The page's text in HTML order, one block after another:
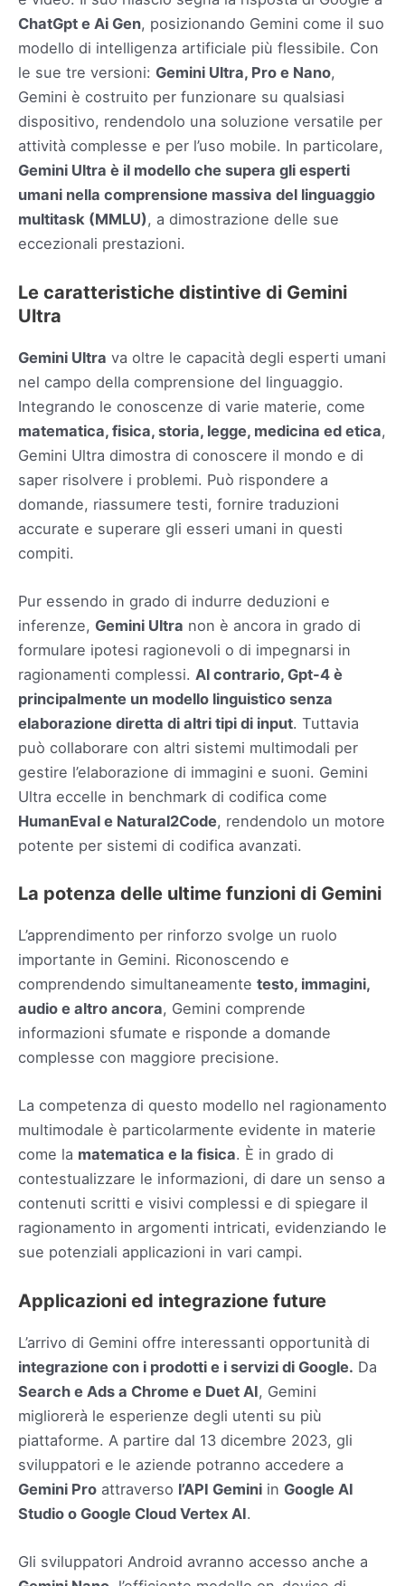
ChatGpt e Ai Gen, posizionando Gemini come il suo
modello di intelligenza artificiale più flessibile. Con
le sue tre versioni: Gemini Ultra, Pro e Nano,
Gemini è costruito per funzionare su qualsiasi
dispositivo, rendendolo una soluzione versatile per
attività complesse e per l’uso mobile. In particolare,
Gemini Ultra è il modello che supera gli esperti
umani nella comprensione massiva del linguaggio
multitask (MMLU), a dimostrazione delle sue
eccezionali prestazioni.
Le caratteristiche distintive di Gemini
Ultra
Gemini Ultra va oltre le capacità degli esperti umani
nel campo della comprensione del linguaggio.
Integrando le conoscenze di varie materie, come
matematica, fisica, storia, legge, medicina ed etica,
Gemini Ultra dimostra di conoscere il mondo e di
saper risolvere i problemi. Può rispondere a
domande, riassumere testi, fornire traduzioni
accurate e superare gli esseri umani in questi
compiti.
Pur essendo in grado di indurre deduzioni e
inferenze, Gemini Ultra non è ancora in grado di
formulare ipotesi ragionevoli o di impegnarsi in
ragionamenti complessi. Al contrario, Gpt-4 è
principalmente un modello linguistico senza
elaborazione diretta di altri tipi di input. Tuttavia
può collaborare con altri sistemi multimodali per
gestire l’elaborazione di immagini e suoni. Gemini
Ultra eccelle in benchmark di codifica come
HumanEval e Natural2Code, rendendolo un motore
potente per sistemi di codifica avanzati.
La potenza delle ultime funzioni di Gemini
L’apprendimento per rinforzo svolge un ruolo
importante in Gemini. Riconoscendo e
comprendendo simultaneamente testo, immagini,
audio e altro ancora, Gemini comprende
informazioni sfumate e risponde a domande
complesse con maggiore precisione.
La competenza di questo modello nel ragionamento
multimodale è particolarmente evidente in materie
come la matematica e la fisica. È in grado di
contestualizzare le informazioni, di dare un senso a
contenuti scritti e visivi complessi e di spiegare il
ragionamento in argomenti intricati, evidenziando le
sue potenziali applicazioni in vari campi.
Applicazioni ed integrazione future
L’arrivo di Gemini offre interessanti opportunità di
integrazione con i prodotti e i servizi di Google. Da
Search e Ads a Chrome e Duet AI, Gemini
migliorerà le esperienze degli utenti su più
piattaforme. A partire dal 13 dicembre 2023, gli
sviluppatori e le aziende potranno accedere a
Gemini Pro attraverso l’API Gemini in Google AI
Studio o Google Cloud Vertex AI.
Gli sviluppatori Android avranno accesso anche a